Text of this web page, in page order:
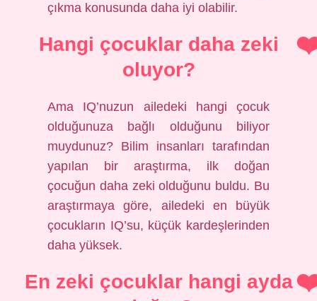
çıkma konusunda daha iyi olabilir.
Hangi çocuklar daha zeki
oluyor?
Ama IQ’nuzun ailedeki hangi çocuk
olduğunuza bağlı olduğunu biliyor
muydunuz? Bilim insanları tarafından
yapılan bir araştırma, ilk doğan
çocuğun daha zeki olduğunu buldu. Bu
araştırmaya göre, ailedeki en büyük
çocukların IQ’su, küçük kardeşlerinden
daha yüksek.
En zeki çocuklar hangi ayda